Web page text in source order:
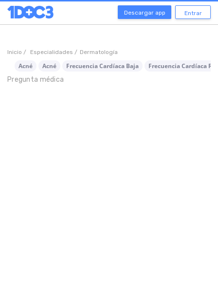
Descargar app Entrar
Inicio / Especialidades / Dermatología
Acné Acné Frecuencia Cardíaca Baja
Frecuencia Cardíaca
Pregunta médica